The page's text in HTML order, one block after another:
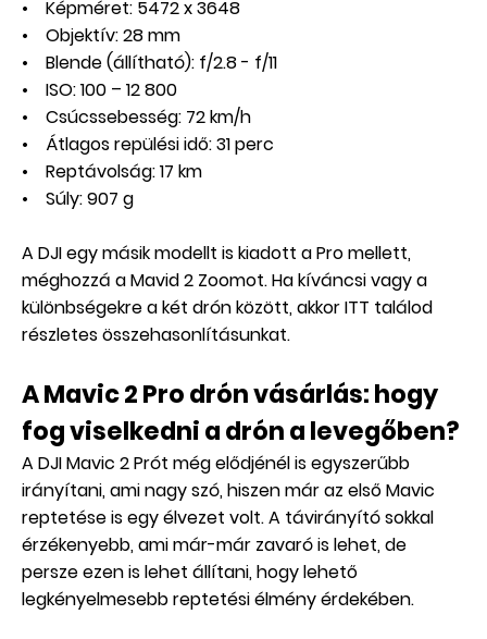
• Képméret: 5472 x 3648
• Objektív: 28 mm
• Blende (állítható): f/2.8 - f/11
• ISO: 100 – 12 800
• Csúcssebesség: 72 km/h
• Átlagos repülési idő: 31 perc
• Reptávolság: 17 km
• Súly: 907 g
A DJI egy másik modellt is kiadott a Pro mellett,
méghozzá a Mavid 2 Zoomot. Ha kíváncsi vagy a
különbségekre a két drón között, akkorITT találod
részletes összehasonlításunkat.
A Mavic 2 Pro drón vásárlás: hogy
fog viselkedni a drón a levegőben?
A DJI Mavic 2 Prót még elődjénél is egyszerűbb
irányítani, ami nagy szó, hiszen már az első Mavic
reptetése is egy élvezet volt. A távirányító sokkal
érzékenyebb, ami már-már zavaró is lehet, de
persze ezen is lehet állítani, hogy lehető
legkényelmesebb reptetési élmény érdekében.